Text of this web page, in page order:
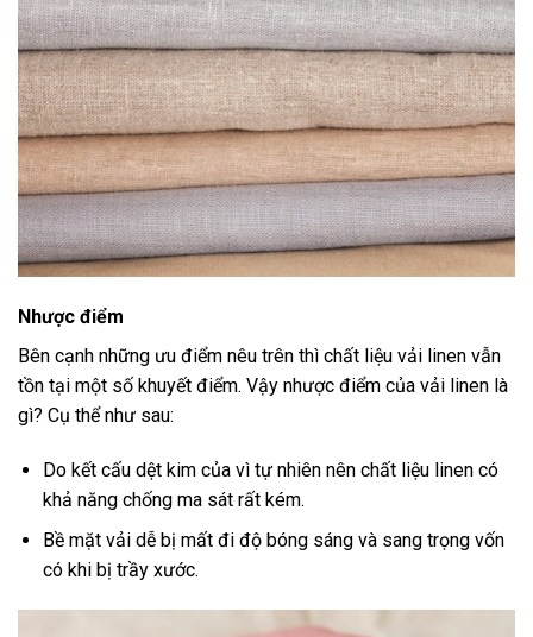
Nhược điểm
Bên cạnh những ưu điểm nêu trên thì chất liệu vải linen vẫn
tồn tại một số khuyết điểm. Vậy nhược điểm của vải linen là
gì? Cụ thể như sau:
Do kết cấu dệt kim của vì tự nhiên nên chất liệu linen có
khả năng chống ma sát rất kém.
Bề mặt vải dễ bị mất đi độ bóng sáng và sang trọng vốn
có khi bị trầy xước.